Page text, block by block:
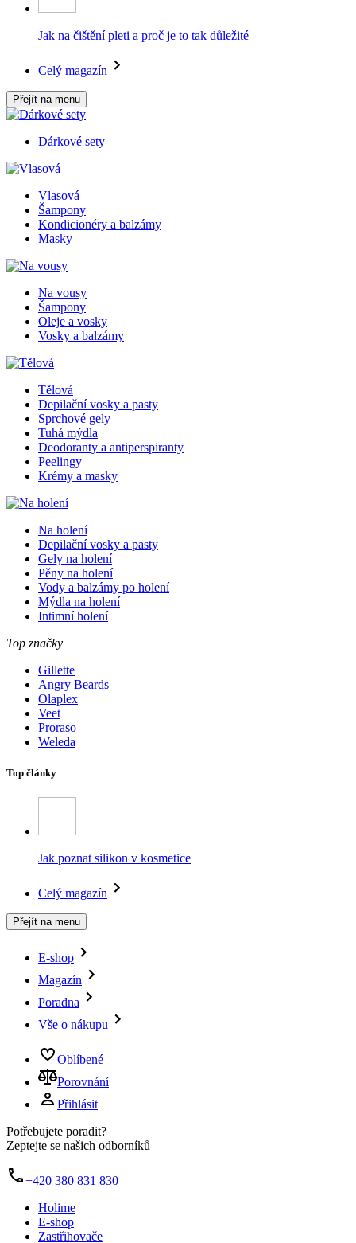
Jak na čištění pleti a proč je to tak důležité
Celý magazín
Přejít na menu
Dárkové sety
Vlasová
Šampony
Kondicionéry a balzámy
Masky
Na vousy
Šampony
Oleje a vosky
Vosky a balzámy
Tělová
Depilační vosky a pasty
Sprchové gely
Tuhá mýdla
Deodoranty a antiperspiranty
Peelingy
Krémy a masky
Na holení
Depilační vosky a pasty
Gely na holení
Pěny na holení
Vody a balzámy po holení
Mýdla na holení
Intimní holení
Top značky
Gillette
Angry Beards
Olaplex
Veet
Proraso
Weleda
Top články
Jak poznat silikon v kosmetice
Celý magazín
Přejít na menu
E-shop
Magazín
Poradna
Vše o nákupu
Oblíbené
Porovnání
Přihlásit
Potřebujete poradit?
Zeptejte se našich odborníků
+420 380 831 830
Holime
E-shop
Zastřihovače